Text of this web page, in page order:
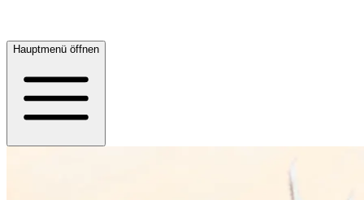
Hauptmenü öffnen